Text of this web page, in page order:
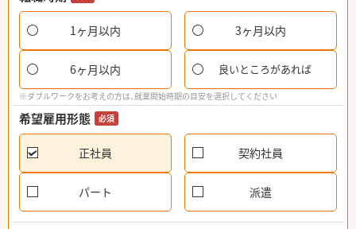
1ヶ月以内 3ヶ月以内
6ヶ月以内 良いところがあれば
※ダブルワークをお考えの方は、就業開始時期の目安を選択してください
希望雇用形態 必須
正社員 契約社員
パート 派遣